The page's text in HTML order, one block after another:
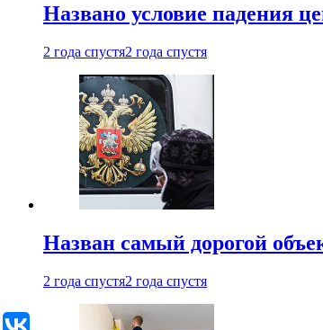
Названо условие падения
2 года спустя2 года спустя
Назван самый дорогой
2 года спустя2 года спустя